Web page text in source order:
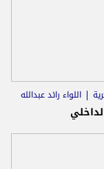
اللواء رائد عبدالله